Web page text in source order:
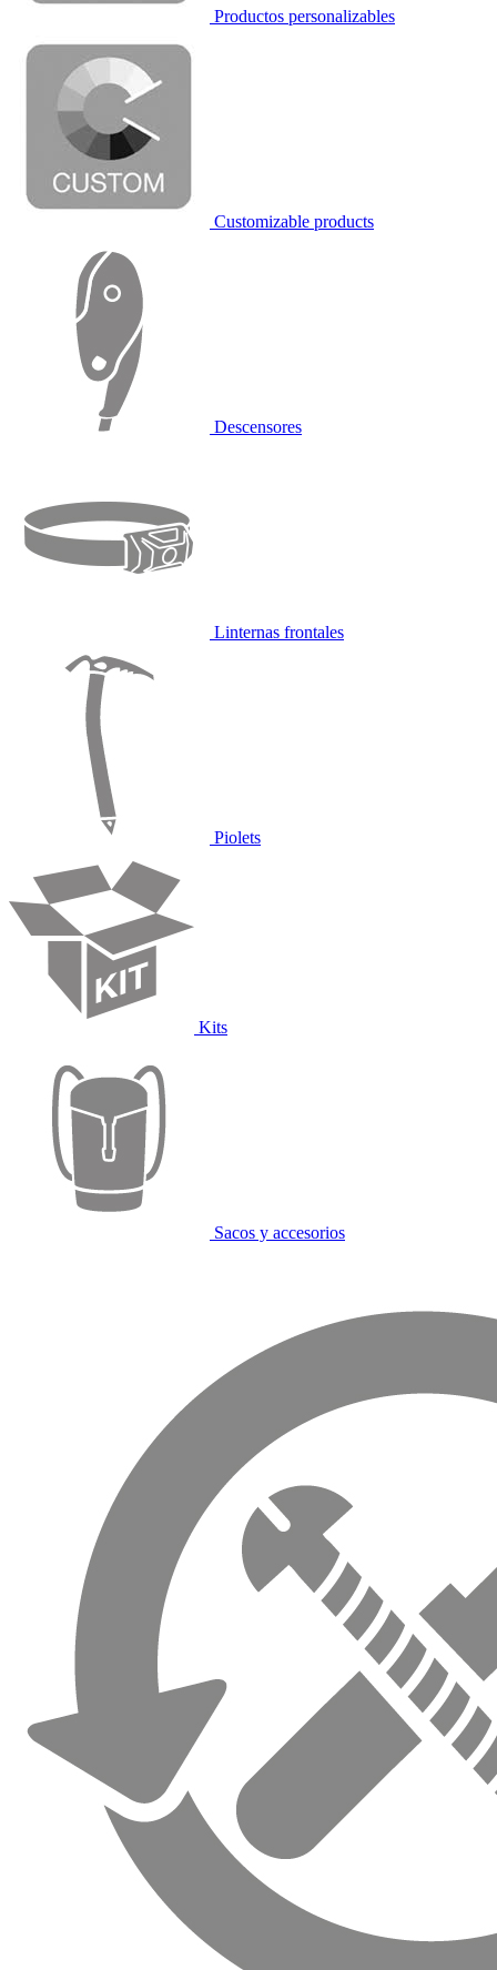
Productos personalizables
Customizable products
Descensores
Linternas frontales
Piolets
Kits
Sacos y accesorios